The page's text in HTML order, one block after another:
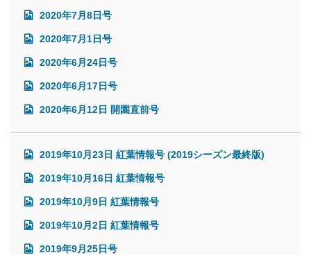
2020年7月8日号
2020年7月1日号
2020年6月24日号
2020年6月17日号
2020年6月12日 開園直前号
2019年10月23日 紅葉情報号 (2019シーズン最終版)
2019年10月16日 紅葉情報号
2019年10月9日 紅葉情報号
2019年10月2日 紅葉情報号
2019年9月25日号